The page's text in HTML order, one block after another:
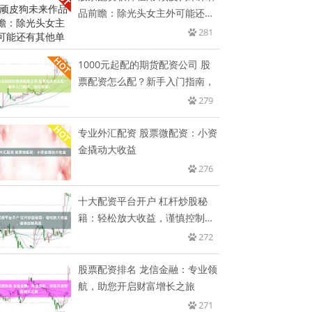
品前瞻：除光头女主外可能还有
281
1000元起配的期货配资公司 股
票配资怎么配？新手入门指南，
279
专业外汇配资 股票微配资：小资
金撬动大收益
276
十大配资平台开户 杠杆炒股秘
籍：轻松放大收益，谨慎控制风
272
股票配资排名 龙信金融：专业领
航，助您开启财富增长之旅
271